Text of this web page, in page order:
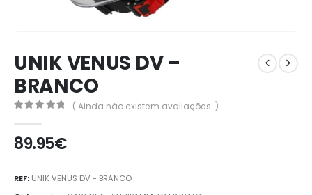
UNIK VENUS DV –
BRANCO
( Ainda não existem avaliações. )
89.95€
REF: UNIK VENUS DV - BRANCO